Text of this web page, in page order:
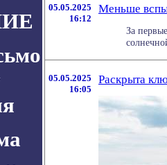
05.05.2025
16:12
Меньше
За
05.05.2025
16:05
Раскрыта